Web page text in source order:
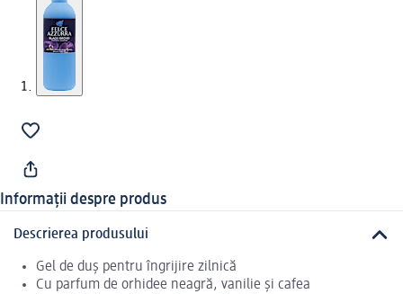
Informații despre produs
Descrierea produsului
Gel de duș pentru îngrijire zilnică
Cu parfum de orhidee neagră, vanilie și cafea